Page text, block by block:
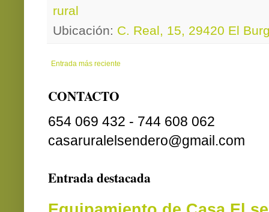
rural
Ubicación: C. Real, 15, 29420 El
Entrada más reciente
CONTACTO
654 069 432 - 744 608 062
casaruralelsendero@gmail.com
Entrada destacada